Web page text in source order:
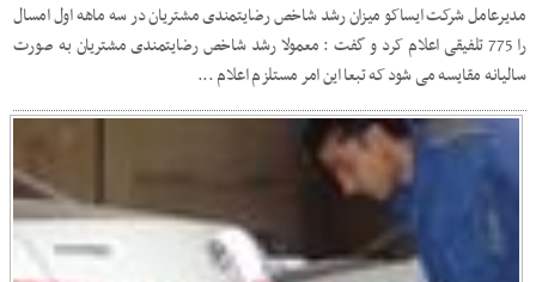
مدیرعامل شرکت ایساکو میزان رشد شاخص رضایتمندی مشتریان در سه ماهه اول امسال
را 775 تلفیقی اعلام کرد و گفت : معمولا رشد شاخص رضایتمندی مشتریان به صورت
سالیانه مقایسه می شود که تبعا این امر مستلزم اعلام ...